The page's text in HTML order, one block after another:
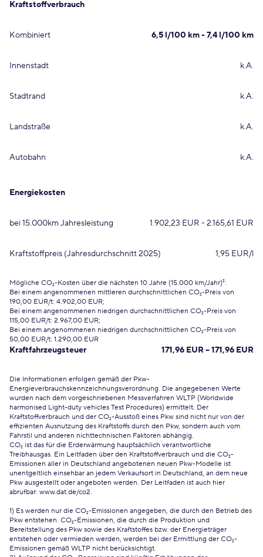
Kraftstoffverbrauch
Kombiniert 6,5 l/100 km - 7,4 l/100 km
Innenstadt k.A.
Stadtrand k.A.
Landstraße k.A.
Autobahn k.A.
Energiekosten
bei 15.000km Jahresleistung 1.902,23 EUR - 2.165,61 EUR
Kraftstoffpreis (Jahresdurchschnitt 2025) 1,95 EUR/l
Mögliche CO₂-Kosten über die nächsten 10 Jahre (15.000 km/Jahr)²:
Bei einem angenommenen mittleren durchschnittlichen CO₂-Preis von
190,00 EUR/t: 4.902,00 EUR;
Bei einem angenommenen niedrigen durchschnittlichen CO₂-Preis von
115,00 EUR/t: 2.967,00 EUR;
Bei einem angenommenen niedrigen durchschnittlichen CO₂-Preis von
50,00 EUR/t: 1.290,00 EUR
Kraftfahrzeugsteuer 171,96 EUR – 171,96 EUR
Die Informationen erfolgen gemäß der Pkw-
Energieverbrauchskennzeichnungsverordnung. Die angegebenen Werte
wurden nach dem vorgeschriebenen Messverfahren WLTP (Worldwide
harmonised Light-duty vehicles Test Procedures) ermittelt. Der
Kraftstoffverbrauch und der CO₂-Ausstoß eines Pkw sind nicht nur von der
effizienten Ausnutzung des Kraftstoffs durch den Pkw, sondern auch vom
Fahrstil und anderen nichttechnischen Faktoren abhängig.
CO₂ ist das für die Erderwärmung hauptsächlich verantwortliche
Treibhausgas. Ein Leitfaden über den Kraftstoffverbrauch und die CO₂-
Emissionen aller in Deutschland angebotenen neuen Pkw-Modelle ist
unentgeltlich einsehbar an jedem Verkaufsort in Deutschland, an dem neue
Pkw ausgestellt oder angeboten werden. Der Leitfaden ist auch hier
abrufbar: www.dat.de/co2.
1) Es werden nur die CO₂-Emissionen angegeben, die durch den Betrieb des
Pkw entstehen. CO₂-Emissionen, die durch die Produktion und
Bereitstellung des Pkw sowie des Kraftstoffes bzw. der Energieträger
entstehen oder vermieden werden, werden bei der Ermittlung der CO₂-
Emissionen gemäß WLTP nicht berücksichtigt.